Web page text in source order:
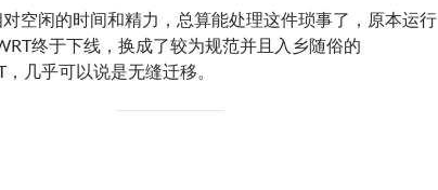
空闲的时间和精力，总算能处理这件琐事了，原本运行
终于下线，换成了较为规范并且入乡随俗的
几乎可以说是无缝迁移。